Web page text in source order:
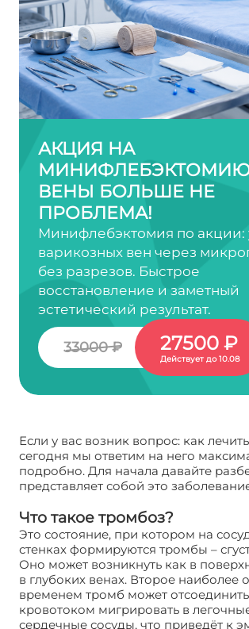
АКЦИЯ НА
ВЕНЫ БОЛЬШЕ НЕ
ПРОБЛЕМА!
Минифлебэктомия по акции:
варикозных вен через
без разрезов. Быстрое
восстановление и заметный
эстетический результат.
33000 ₽ 27500 ₽
Действует до 10.08
Если у вас возник вопрос: как
сегодня мы ответим на него
подробно. Для начала давайте
представляет собой это
Что такое тромбоз?
Это состояние, при котором на
стенках формируются тромбы –
Оно может возникнуть как в
в глубоких венах. Второе наиболее
временем тромб может
кровотоком мигрировать в
сердечные сосуды, что приведёт к